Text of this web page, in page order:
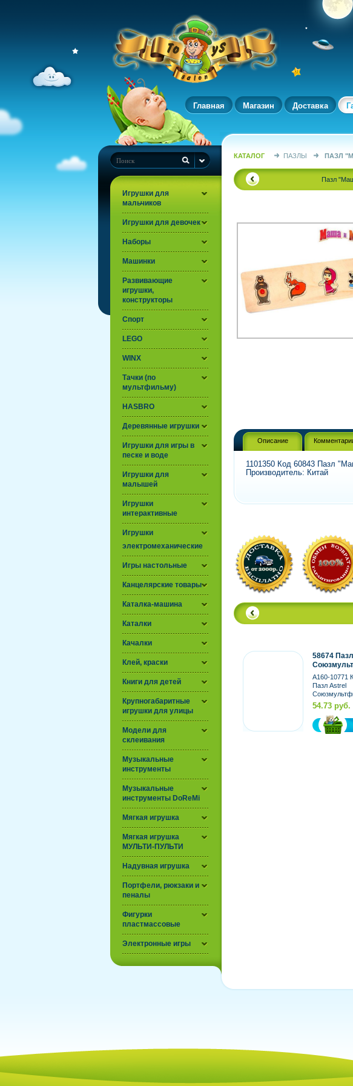
Главная Магазин Доставка
Игрушки для
мальчиков
Игрушки для девочек
Наборы
Машинки
Развивающие
игрушки,
конструкторы
Спорт
LEGO
WINX
Тачки (по
мультфильму)
HASBRO
Деревянные игрушки
Игрушки для игры в
песке и воде
Игрушки для
малышей
Игрушки
интерактивные
Игрушки
электромеханические
Игры настольные
Канцелярские товары
Каталка-машина
Каталки
Качалки
Клей, краски
Книги для детей
Крупногабаритные
игрушки для улицы
Модели для
склеивания
Музыкальные
инструменты
Музыкальные
инструменты DoReMi
Мягкая игрушка
Мягкая игрушка
МУЛЬТИ-ПУЛЬТИ
Надувная игрушка
Портфели, рюкзаки и
пеналы
Фигурки
пластмассовые
Электронные игры
КАТАЛОГ ПАЗЛЫ ПАЗЛ
Пазл
Описание
1101350 Код 60843 Пазл
Производитель: Китай
58674
Попугай
A160-10771
Пазл Astrel
Попугай Кеша
54.73 руб.